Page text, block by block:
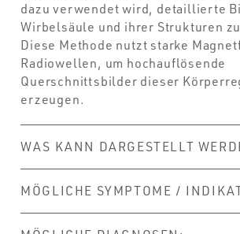
dazu verwendet wird, detaillierte
Wirbelsäule und ihrer Strukturen
Diese Methode nutzt starke
Radiowellen, um hochauflösende
Querschnittsbilder dieser
erzeugen.
WAS KANN DARGESTELLT
MÖGLICHE SYMPTOME /